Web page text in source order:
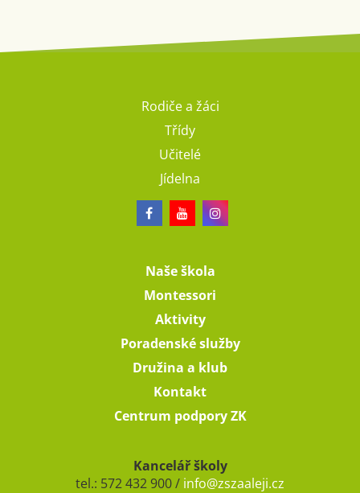
Rodiče a žáci
Třídy
Učitelé
Jídelna
Naše škola
Montessori
Aktivity
Poradenské služby
Družina a klub
Kontakt
Centrum podpory ZK
Kancelář školy
tel.: 572 432 900 / info@zszaaleji.cz